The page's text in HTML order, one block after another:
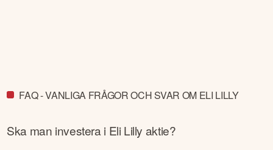
FAQ - VANLIGA FRÅGOR OCH SVAR OM ELI LILLY
Ska man investera i Eli Lilly aktie?